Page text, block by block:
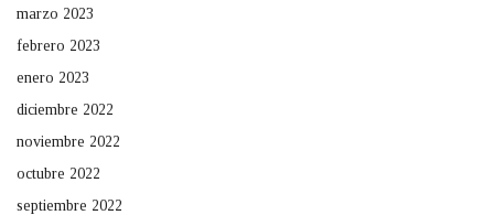
marzo 2023
febrero 2023
enero 2023
diciembre 2022
noviembre 2022
octubre 2022
septiembre 2022